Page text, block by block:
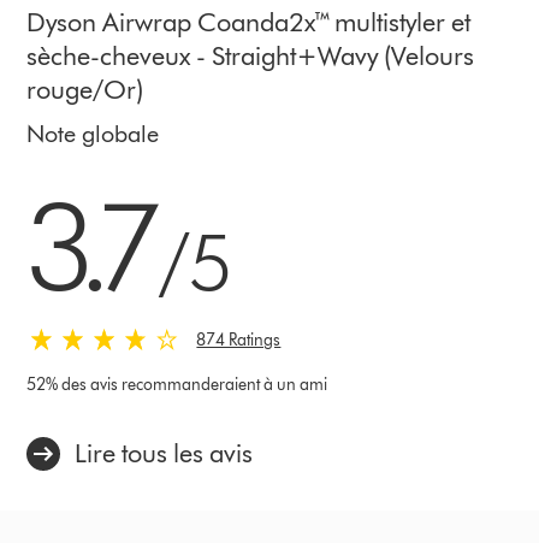
Dyson Airwrap Coanda2x™ multistyler et
sèche-cheveux - Straight+Wavy (Velours
rouge/Or)
Note globale
3.7/5
874 Ratings
52% des avis recommanderaient à un ami
Lire tous les avis